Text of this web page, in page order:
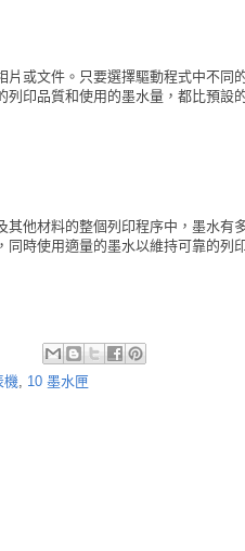
片或文件。只要選擇驅動程式中不同
印品質和使用的墨水量，都比預設
他材料的整個列印程序中，墨水有
同時使用適量的墨水以維持可靠的列
機 10 墨水匣